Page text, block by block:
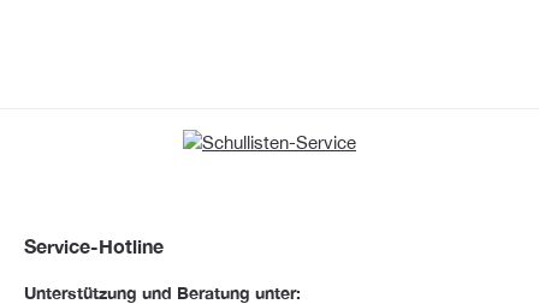
Service-Hotline
Unterstützung und Beratung unter: